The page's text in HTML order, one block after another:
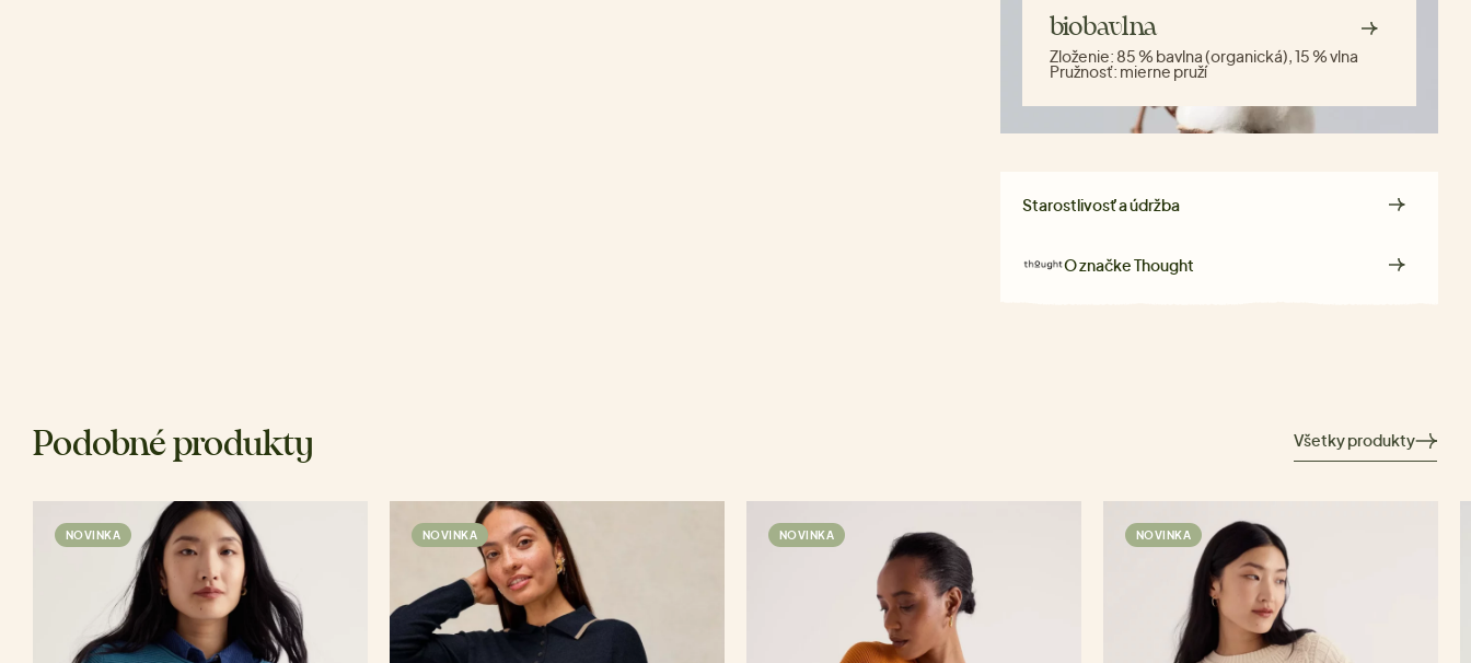
biobavlna
Zloženie: 85 % bavlna (organická), 15 % vlna
Pružnosť: mierne pruží
Starostlivosť a údržba
O značkeThought
Podobné produkty Všetky produkty
NOVINKA NOVINKA NOVINKA NOVINKA